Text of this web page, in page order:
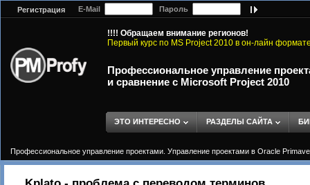
Регистрация E-Mail Пароль
!!!! Обращаем внимание регионов!
Первый курс по MS Project 2010 в он-лайн
Профессиональное управление
и сравнение с Microsoft Project 2010
ЭТО ИНТЕРЕСНО РАЗДЕЛЫ САЙТА
Профессиональное управление проектами. Управление проектами в Oracle